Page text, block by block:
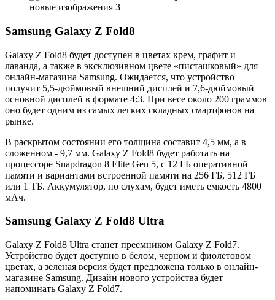
Samsung Galaxy Z Fold8
Galaxy Z Fold8 будет доступен в цветах крем, графит и
лаванда, а также в эксклюзивном цвете «писташковый» для
онлайн-магазина Samsung. Ожидается, что устройство
получит 5,5-дюймовый внешний дисплей и 7,6-дюймовый
основной дисплей в формате 4:3. При весе около 200 граммов
оно будет одним из самых легких складных смартфонов на
рынке.
В раскрытом состоянии его толщина составит 4,5 мм, а в
сложенном - 9,7 мм. Galaxy Z Fold8 будет работать на
процессоре Snapdragon 8 Elite Gen 5, с 12 ГБ оперативной
памяти и вариантами встроенной памяти на 256 ГБ, 512 ГБ
или 1 ТБ. Аккумулятор, по слухам, будет иметь емкость 4800
мАч.
Samsung Galaxy Z Fold8 Ultra
Galaxy Z Fold8 Ultra станет преемником Galaxy Z Fold7.
Устройство будет доступно в белом, черном и фиолетовом
цветах, а зеленая версия будет предложена только в онлайн-
магазине Samsung. Дизайн нового устройства будет
напоминать Galaxy Z Fold7.